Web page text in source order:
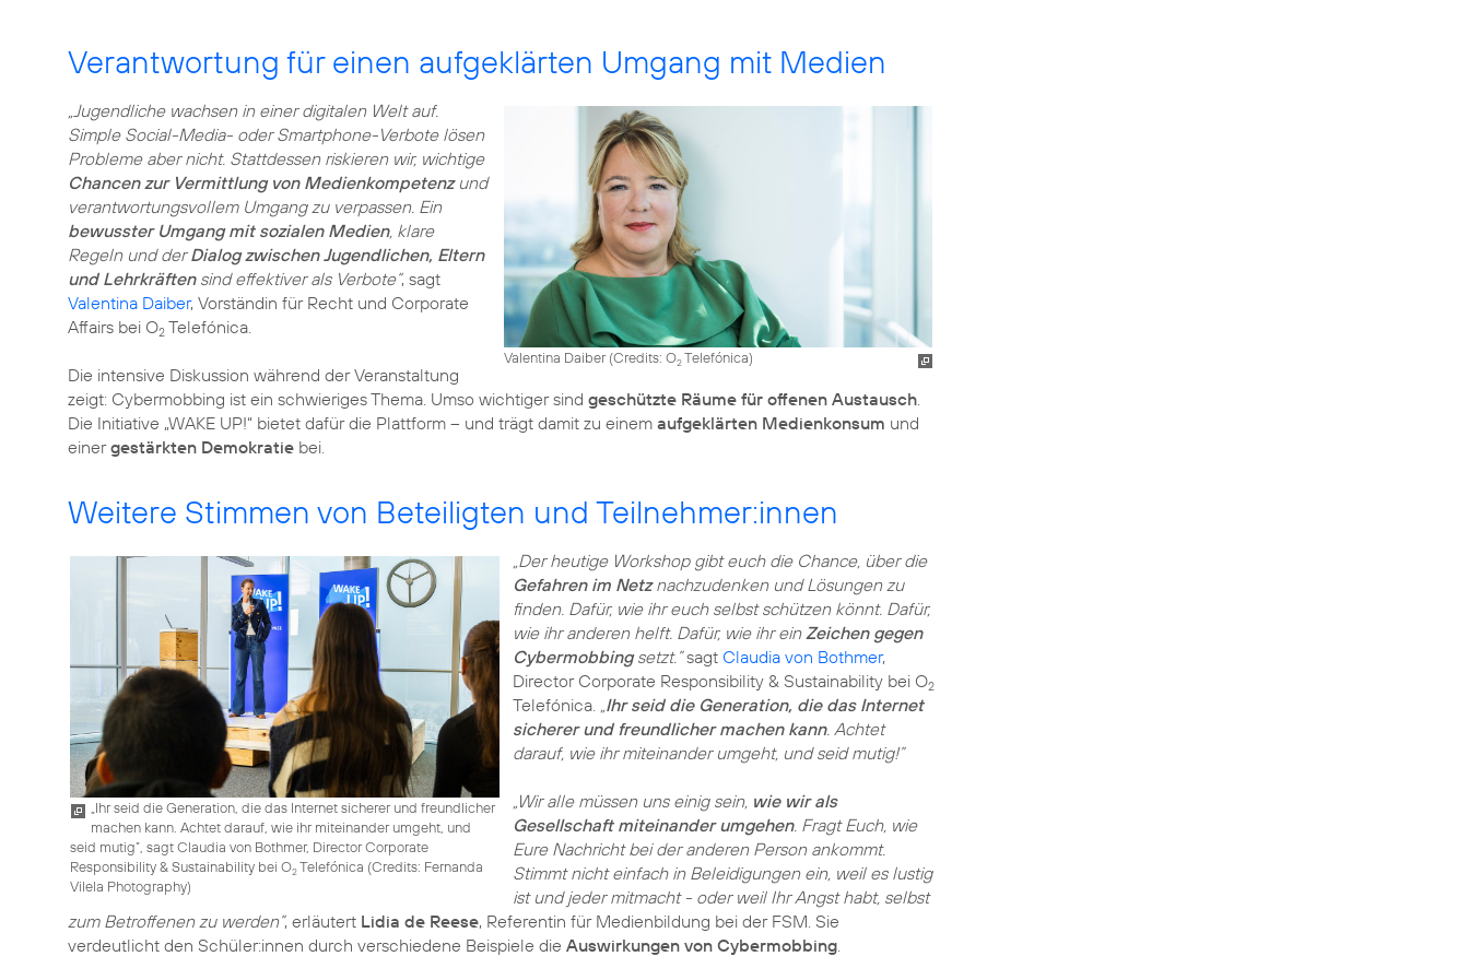
Verantwortung für einen aufgeklärten Umgang mit Medien
Valentina Daiber (Credits: O2Telefónica)
„Jugendliche wachsen in einer digitalen Welt auf.
Simple Social-Media- oder Smartphone-Verbote lösen
Probleme aber nicht. Stattdessen riskieren wir, wichtige
Chancen zur Vermittlung von Medienkompetenzund
verantwortungsvollem Umgang zu verpassen. Ein
bewusster Umgang mit sozialen Medien, klare
Regeln und derDialog zwischen Jugendlichen, Eltern
und Lehrkräftensind effektiver als Verbote“, sagt
Valentina Daiber, Vorständin für Recht und Corporate
Affairs bei O2 Telefónica.
Die intensive Diskussion während der Veranstaltung
zeigt: Cybermobbing ist ein schwieriges Thema. Umso wichtiger sind geschützte Räume für offenen Austausch
Die Initiative „WAKE UP!“ bietet dafür die Plattform – und trägt damit zu einem aufgeklärten Medienkonsum und
einergestärkten Demokratie bei.
Weitere Stimmen von Beteiligten und Teilnehmer:innen
„Ihr seid die Generation, die das Internet sicherer und freundlicher
machen kann. Achtet darauf, wie ihr miteinander umgeht, und
seid mutig”, sagt Claudia von Bothmer, Director Corporate
Responsibility & Sustainability bei O2Telefónica (Credits: Fernanda
Vilela Photography)
„Der heutige Workshop gibt euch die Chance, über die
Gefahren im Netznachzudenken und Lösungen zu
finden. Dafür, wie ihr euch selbst schützen könnt. Dafür,
wie ihr anderen helft. Dafür, wie ihr ein Zeichen gegen
Cybermobbingsetzt.”sagt Claudia von Bothmer,
Director Corporate Responsibility & Sustainability bei O2
Telefónica.
Ihr seid die Generation, die das Internet
sicherer und freundlicher machen kann. Achtet
darauf, wie ihr miteinander umgeht, und seid mutig!”
„Wir alle müssen uns einig sein, wie wir als
Gesellschaft miteinander umgehen. Fragt Euch, wie
Eure Nachricht bei der anderen Person ankommt.
Stimmt nicht einfach in Beleidigungen ein, weil es lustig
ist und jeder mitmacht - oder weil Ihr Angst habt, selbst
zum Betroffenen zu werden”, erläutert Lidia de Reese, Referentin für Medienbildung bei der FSM. Sie
verdeutlicht den Schüler:innen durch verschiedene Beispiele die Auswirkungen von Cybermobbing